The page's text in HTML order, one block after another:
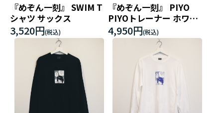
『めぞん一刻』 SWIM T
シャツ サックス
3,520円
『めぞん一刻』 PIYO
PIYOトレーナー ホワイ
ト
4,950円